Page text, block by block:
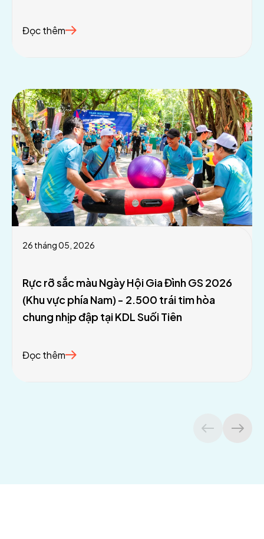
Đọc thêm
26 tháng 05, 2026
Rực rỡ sắc màu Ngày Hội Gia Đình GS 2026
(Khu vực phía Nam) - 2.500 trái tim hòa
chung nhịp đập tại KDL Suối Tiên
Đọc thêm